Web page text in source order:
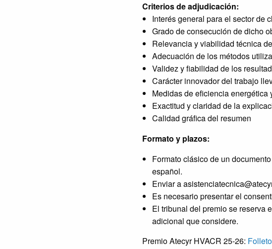
Criterios de adjudicación:
Interés general para el sector de
Grado de consecución de dicho
Relevancia y viabilidad técnica
Adecuación de los métodos
Validez y fiabilidad de los
Carácter innovador del trabajo
Medidas de eficiencia
Exactitud y claridad de la
Calidad gráfica del resumen
Formato y plazos:
Formato clásico de un
español.
Enviar a
Es necesario presentar el
El tribunal del premio se reserva
adicional que considere.
Premio Atecyr HVACR 25-26: Folleto